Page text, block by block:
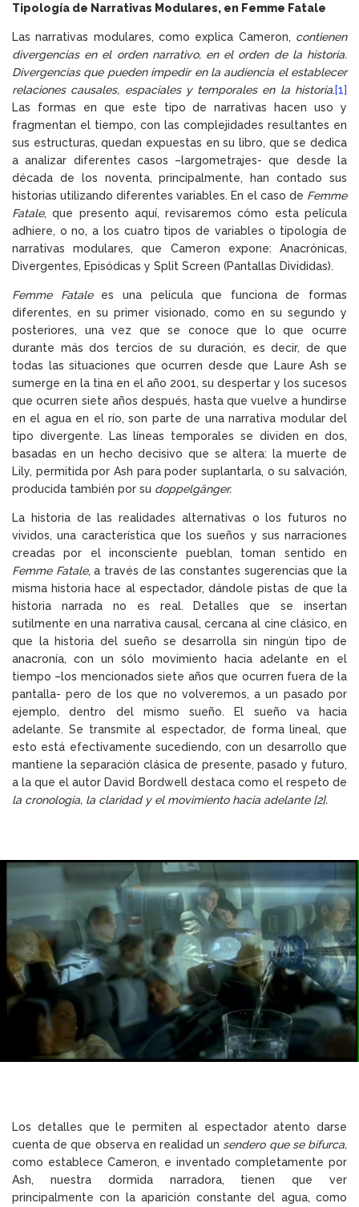
Tipología de Narrativas Modulares, en Femme Fatale
Las narrativas modulares, como explica Cameron, contienen
divergencias en el orden narrativo, en el orden de la historia.
Divergencias que pueden impedir en la audiencia el establecer
relaciones causales, espaciales y temporales en la historia.[1]
Las formas en que este tipo de narrativas hacen uso y
fragmentan el tiempo, con las complejidades resultantes en
sus estructuras, quedan expuestas en su libro, que se dedica
a analizar diferentes casos –largometrajes- que desde la
década de los noventa, principalmente, han contado sus
historias utilizando diferentes variables. En el caso de Femme
Fatale, que presento aquí, revisaremos cómo esta película
adhiere, o no, a los cuatro tipos de variables o tipología de
narrativas modulares, que Cameron expone: Anacrónicas,
Divergentes, Episódicas y Split Screen (Pantallas Divididas).
Femme Fatalees una película que funciona de formas
diferentes, en su primer visionado, como en su segundo y
posteriores, una vez que se conoce que lo que ocurre
durante más dos tercios de su duración, es decir, de que
todas las situaciones que ocurren desde que Laure Ash se
sumerge en la tina en el año 2001, su despertar y los sucesos
que ocurren siete años después, hasta que vuelve a hundirse
en el agua en el río, son parte de una narrativa modular del
tipo divergente. Las líneas temporales se dividen en dos,
basadas en un hecho decisivo que se altera: la muerte de
Lily, permitida por Ash para poder suplantarla, o su salvación,
producida también por su doppelgänger.
La historia de las realidades alternativas o los futuros no
vividos, una característica que los sueños y sus narraciones
creadas por el inconsciente pueblan, toman sentido en
Femme Fatale, a través de las constantes sugerencias que la
misma historia hace al espectador, dándole pistas de que la
historia narrada no es real. Detalles que se insertan
sutilmente en una narrativa causal, cercana al cine clásico, en
que la historia del sueño se desarrolla sin ningún tipo de
anacronía, con un sólo movimiento hacia adelante en el
tiempo –los mencionados siete años que ocurren fuera de la
pantalla- pero de los que no volveremos, a un pasado por
ejemplo, dentro del mismo sueño. El sueño va hacia
adelante. Se transmite al espectador, de forma lineal, que
esto está efectivamente sucediendo, con un desarrollo que
mantiene la separación clásica de presente, pasado y futuro,
a la que el autor David Bordwell destaca como el respeto de
la cronologia, la claridad y el movimiento hacia adelante [2].
Los detalles que le permiten al espectador atento darse
cuenta de que observa en realidad un sendero que se bifurca,
como establece Cameron, e inventado completamente por
Ash, nuestra dormida narradora, tienen que ver
principalmente con la aparición constante del agua, como